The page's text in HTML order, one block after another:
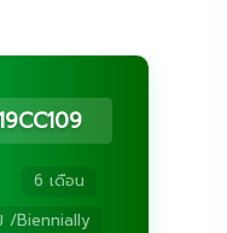
6 เดือน
/Biennially